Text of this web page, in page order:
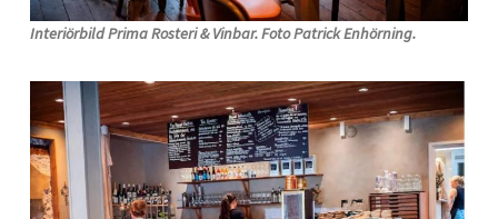
Interiörbild Prima Rosteri & Vinbar. Foto Patrick Enhörning.